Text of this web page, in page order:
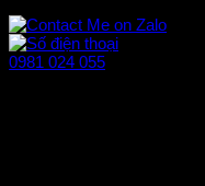
0981 024 055